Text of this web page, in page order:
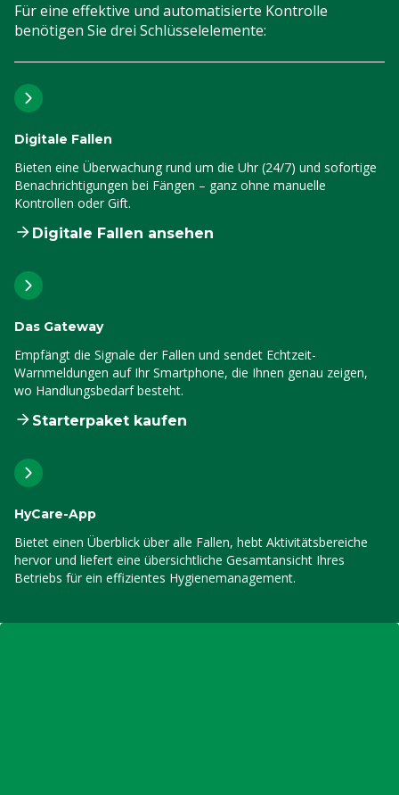
Für eine effektive und automatisierte Kontrolle
benötigen Sie drei Schlüsselelemente:
Digitale Fallen
Bieten eine Überwachung rund um die Uhr (24/7) und sofortige
Benachrichtigungen bei Fängen – ganz ohne manuelle
Kontrollen oder Gift.
Digitale Fallen ansehen
Das Gateway
Empfängt die Signale der Fallen und sendet Echtzeit-
Warnmeldungen auf Ihr Smartphone, die Ihnen genau zeigen,
wo Handlungsbedarf besteht.
Starterpaket kaufen
HyCare-App
Bietet einen Überblick über alle Fallen, hebt Aktivitätsbereiche
hervor und liefert eine übersichtliche Gesamtansicht Ihres
Betriebs für ein effizientes Hygienemanagement.